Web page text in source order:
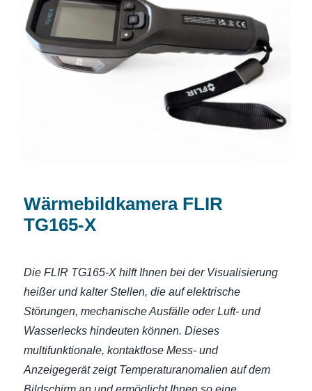
Wärmebildkamera FLIR TG165-X
Wärmebildkamera FLIR
TG165-X
Die FLIR TG165-X hilft Ihnen bei der Visualisierung
heißer und kalter Stellen, die auf elektrische
Störungen, mechanische Ausfälle oder Luft- und
Wasserlecks hindeuten können. Dieses
multifunktionale, kontaktlose Mess- und
Anzeigegerät zeigt Temperaturanomalien auf dem